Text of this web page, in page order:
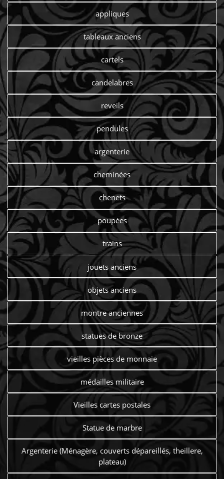
appliques
tableaux anciens
cartels
candelabres
reveils
pendules
argenterie
cheminées
chenets
poupées
trains
jouets anciens
objets anciens
montre anciennes
statues de bronze
vieilles pièces de monnaie
médailles militaire
Vieilles cartes postales
Statue de marbre
Argenterie (Ménagère, couverts dépareillés, theillere,
plateau)